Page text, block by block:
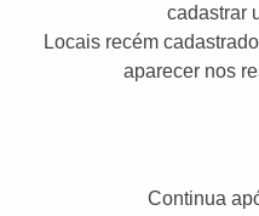
cadastrar
Locais recém
aparecer nos
Continua